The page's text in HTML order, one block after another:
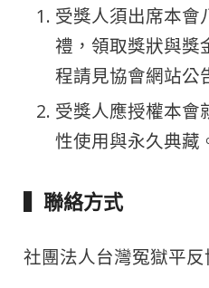
受獎人須出席本會
禮，領取獎狀與獎
程請見協會網站公
受獎人應授權本會
性使用與永久典藏
▍聯絡方式
社團法人台灣冤獄平反